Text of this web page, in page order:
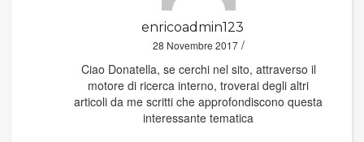
enricoadmin123
28 Novembre 2017 /
Ciao Donatella, se cerchi nel sito, attraverso il
motore di ricerca interno, troverai degli altri
articoli da me scritti che approfondiscono questa
interessante tematica